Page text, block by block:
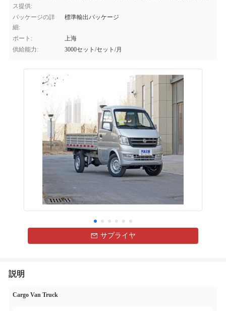
ス提供:
パッケージの詳
細:
標準輸出パッケージ
ポート:
上海
供給能力:
3000セット/セット/月
サプライヤ
説明
Cargo Van Truck